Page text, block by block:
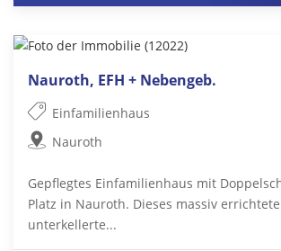
Nauroth, EFH + Nebengeb.
Einfamilienhaus
Nauroth
Gepflegtes Einfamilienhaus mit
Platz in Nauroth. Dieses massiv
unterkellerte...